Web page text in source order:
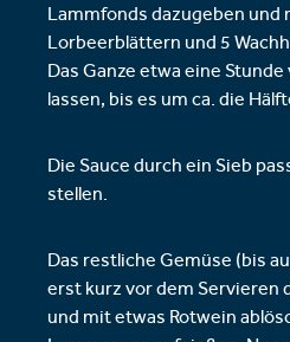
Lammfonds dazugeben und
Lorbeerblättern und 5
Das Ganze etwa eine
lassen, bis es um ca. die
Die Sauce durch ein Sieb
stellen.
Das restliche Gemüse (bis
erst kurz vor dem Servieren
und mit etwas Rotwein